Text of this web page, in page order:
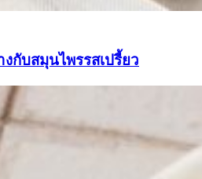
กับสมุนไพรรสเปรี้ยว